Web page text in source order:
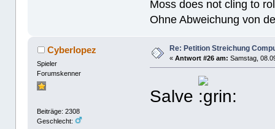
Moss does not cling to
Ohne Abweichung von
Cyberlopez
Spieler
Forumskenner
Beiträge: 2308
Geschlecht:
Re: Petition Streichung
«Antwort #26 am: Samstag,
Salve